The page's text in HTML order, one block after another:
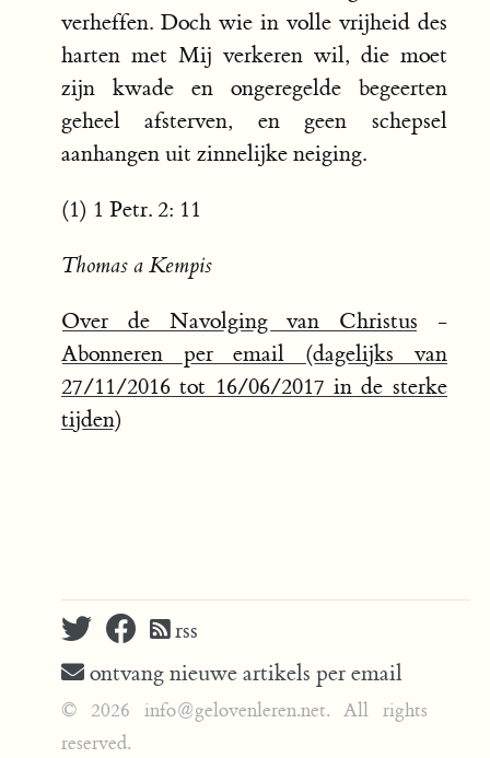
verheffen. Doch wie in volle vrijheid des
harten met Mij verkeren wil, die moet
zijn kwade en ongeregelde begeerten
geheel afsterven, en geen schepsel
aanhangen uit zinnelijke neiging.
(1) 1 Petr. 2: 11
Thomas a Kempis
Over de Navolging van Christus -
Abonneren per email (dagelijks van
27/11/2016 tot 16/06/2017 in de sterke
tijden)
rss
ontvang nieuwe artikels per email
© 2026 info@gelovenleren.net. All rights
reserved.